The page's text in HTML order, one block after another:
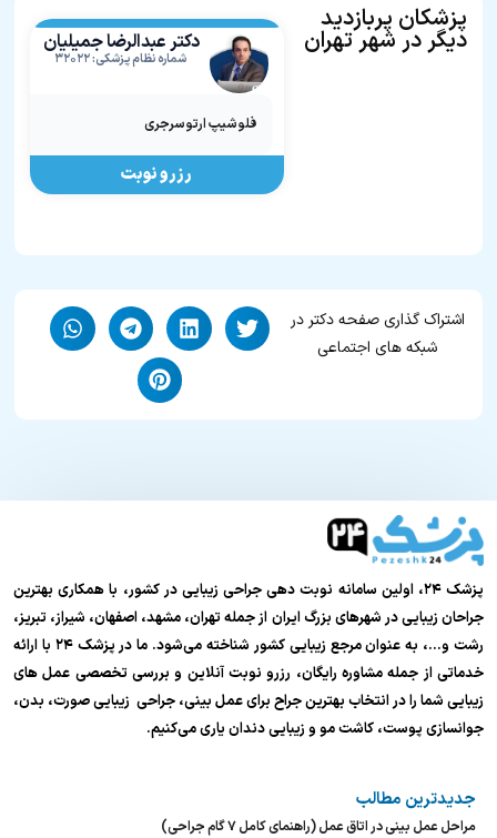
پزشکان پربازدید
دیگر در شهر تهران دکتر عبدالرضا جمیلیان
شماره نظام پزشکی: ۳۲۰۲۲
فلوشیپ ارتوسرجری
رزرو نوبت
اشتراک گذاری صفحه دکتر در
شبکه های اجتماعی
پزشک ۲۴، اولین سامانه نوبت دهی جراحی زیبایی در کشور، با همکاری بهترین
جراحان زیبایی در شهرهای بزرگ ایران از جمله تهران، مشهد، اصفهان، شیراز، تبریز،
رشت و…، به عنوان مرجع زیبایی کشور شناخته می‌شود. ما در پزشک ۲۴ با ارائه
خدماتی از جمله مشاوره رایگان، رزرو نوبت آنلاین و بررسی تخصصی عمل های
زیبایی شما را در انتخاب بهترین جراح برای عمل بینی، جراحی زیبایی صورت، بدن،
جوانسازی پوست، کاشت مو و زیبایی دندان یاری می‌کنیم.
جدیدترین مطالب
مراحل عمل بینی در اتاق عمل (راهنمای کامل ۷ گام جراحی)